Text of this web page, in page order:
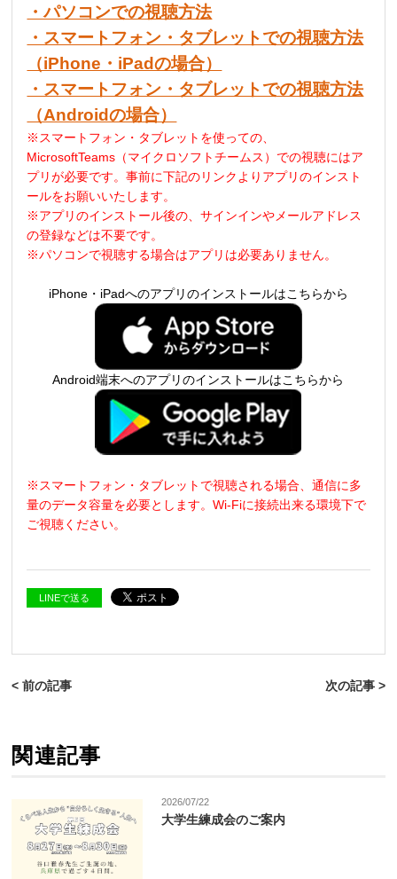
・パソコンでの視聴方法
・スマートフォン・タブレットでの視聴方法
（iPhone・iPadの場合）
・スマートフォン・タブレットでの視聴方法
（Androidの場合）
※スマートフォン・タブレットを使っての、
MicrosoftTeams（マイクロソフトチームス）での視聴にはア
プリが必要です。事前に下記のリンクよりアプリのインスト
ールをお願いいたします。
※アプリのインストール後の、サインインやメールアドレス
の登録などは不要です。
※パソコンで視聴する場合はアプリは必要ありません。
iPhone・iPadへのアプリのインストールはこちらから
Android端末へのアプリのインストールはこちらから
※スマートフォン・タブレットで視聴される場合、通信に多
量のデータ容量を必要とします。Wi-Fiに接続出来る環境下で
ご視聴ください。
LINEで送る
< 前の記事 次の記事 >
関連記事
2026/07/22
大学生練成会のご案内